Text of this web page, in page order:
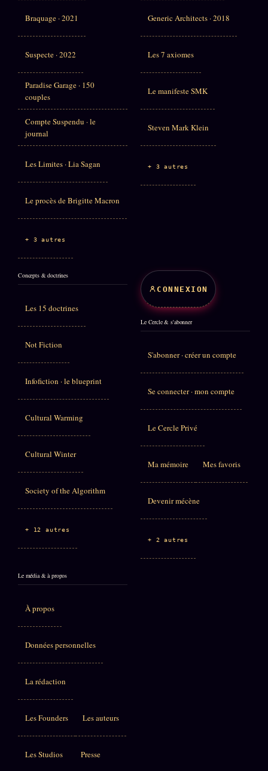
Braquage · 2021
Suspecte · 2022
Paradise Garage · 150
couples
Compte Suspendu · le
journal
Les Limites · Lia Sagan
Le procès de Brigitte Macron
+ 3 autres
Generic Architects · 2018
Les 7 axiomes
Le manifeste SMK
Steven Mark Klein
+ 3 autres
Concepts & doctrines
Les 15 doctrines
Not Fiction
Infofiction · le blueprint
Cultural Warming
Cultural Winter
Society of the Algorithm
+ 12 autres
CONNEXION
Le Cercle & s'abonner
S'abonner · créer un compte
Se connecter · mon compte
Le Cercle Privé
Ma mémoire Mes favoris
Devenir mécène
+ 2 autres
Le média & à propos
À propos
Données personnelles
La rédaction
Les Founders Les auteurs
Les Studios Presse